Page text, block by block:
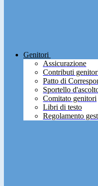
Genitori
Assicurazione
Contributi
Patto di
Sportello
Comitato genitori
Libri di testo
Regolamento